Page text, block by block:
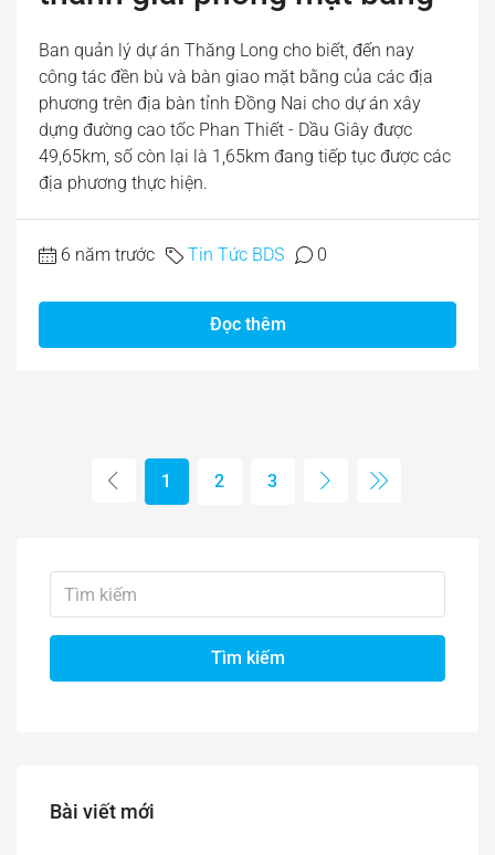
Ban quản lý dự án Thăng Long cho biết, đến nay
công tác đền bù và bàn giao mặt bằng của các địa
phương trên địa bàn tỉnh Đồng Nai cho dự án xây
dựng đường cao tốc Phan Thiết - Dầu Giây được
49,65km, số còn lại là 1,65km đang tiếp tục được các
địa phương thực hiện.
6 năm trước Tin Tức BDS 0
Đọc thêm
1 2 3
Tìm kiếm
Bài viết mới